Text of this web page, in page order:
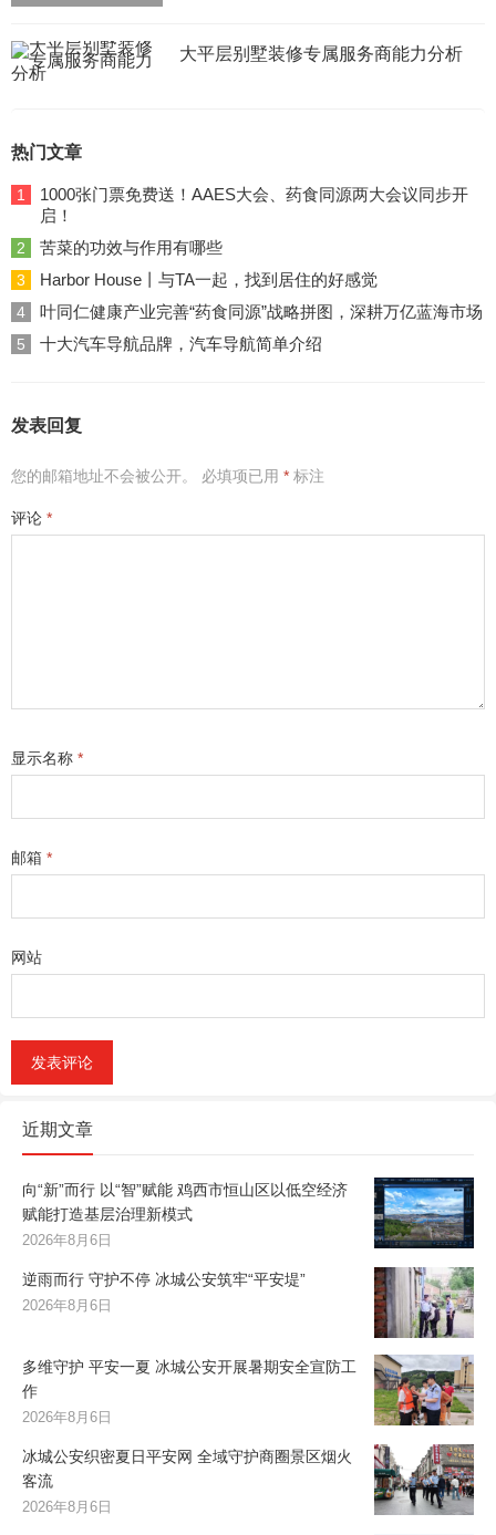
大平层别墅装修专属服务商能力分析
热门文章
1
1000张门票免费送！AAES大会、药食同源两大会议同步开
启！
2 苦菜的功效与作用有哪些
3 Harbor House丨与TA一起，找到居住的好感觉
4 叶同仁健康产业完善“药食同源”战略拼图，深耕万亿蓝海市场
5 十大汽车导航品牌，汽车导航简单介绍
发表回复
您的邮箱地址不会被公开。 必填项已用 * 标注
评论 *
显示名称 *
邮箱 *
网站
近期文章
向“新”而行 以“智”赋能 鸡西市恒山区以低空经济
赋能打造基层治理新模式
2026年8月6日
逆雨而行 守护不停 冰城公安筑牢“平安堤”
2026年8月6日
多维守护 平安一夏 冰城公安开展暑期安全宣防工
作
2026年8月6日
冰城公安织密夏日平安网 全域守护商圈景区烟火
客流
2026年8月6日